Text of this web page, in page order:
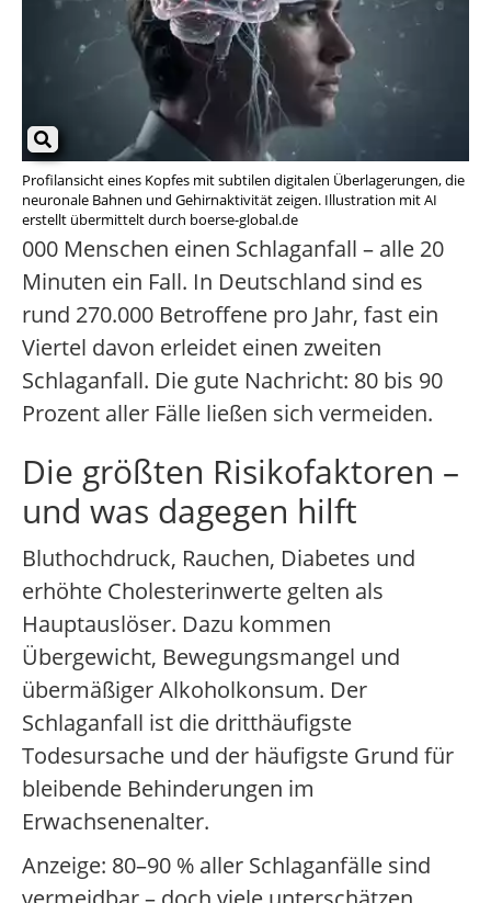
Profilansicht eines Kopfes mit subtilen digitalen Überlagerungen, die
neuronale Bahnen und Gehirnaktivität zeigen. Illustration mit AI
erstellt übermittelt durch boerse-global.de
000 Menschen einen Schlaganfall – alle 20
Minuten ein Fall. In Deutschland sind es
rund 270.000 Betroffene pro Jahr, fast ein
Viertel davon erleidet einen zweiten
Schlaganfall. Die gute Nachricht: 80 bis 90
Prozent aller Fälle ließen sich vermeiden.
Die größten Risikofaktoren –
und was dagegen hilft
Bluthochdruck, Rauchen, Diabetes und
erhöhte Cholesterinwerte gelten als
Hauptauslöser. Dazu kommen
Übergewicht, Bewegungsmangel und
übermäßiger Alkoholkonsum. Der
Schlaganfall ist die dritthäufigste
Todesursache und der häufigste Grund für
bleibende Behinderungen im
Erwachsenenalter.
Anzeige: 80–90 % aller Schlaganfälle sind